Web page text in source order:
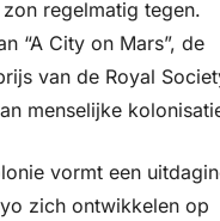
regelmatig tegen.
“A City on Mars”, de
van de Royal
menselijke
vormt een
zich ontwikkelen op